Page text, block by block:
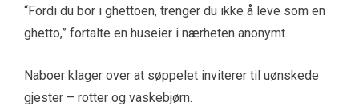
“Fordi du bor i ghettoen, trenger du ikke å leve som en
ghetto,” fortalte en huseier i nærheten anonymt.
Naboer klager over at søppelet inviterer til uønskede
gjester – rotter og vaskebjørn.